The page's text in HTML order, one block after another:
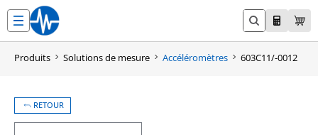
contenu
Produits Solutions de mesure Accéléromètres 603C11/-0012
RETOUR